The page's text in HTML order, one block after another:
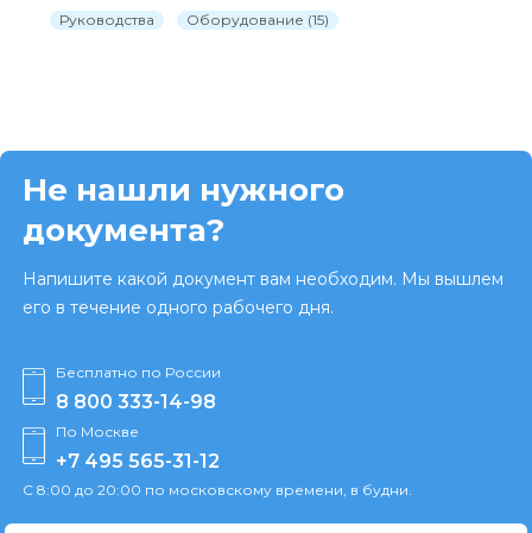
Руководства Оборудование (15)
Не нашли нужного
документа?
Напишите какой документ вам необходим. Мы вышлем
его в течение одного рабочего дня.
Бесплатно по России
8 800 333-14-98
По Москве
+7 495 565-31-12
С 8:00 до 20:00 по московскому времени, в будни.